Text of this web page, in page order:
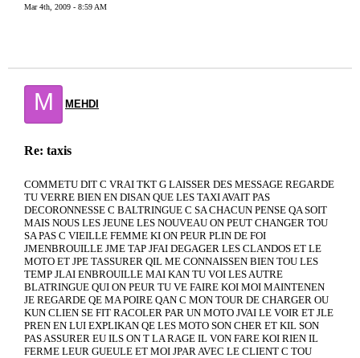
Mar 4th, 2009 - 8:59 AM
M MEHDI
Re: taxis
COMMETU DIT C VRAI TKT G LAISSER DES MESSAGE REGARDE
TU VERRE BIEN EN DISAN QUE LES TAXI AVAIT PAS
DECORONNESSE C BALTRINGUE C SA CHACUN PENSE QA SOIT
MAIS NOUS LES JEUNE LES NOUVEAU ON PEUT CHANGER TOU
SA PAS C VIEILLE FEMME KI ON PEUR PLIN DE FOI
JMENBROUILLE JME TAP JFAI DEGAGER LES CLANDOS ET LE
MOTO ET JPE TASSURER QIL ME CONNAISSEN BIEN TOU LES
TEMP JLAI ENBROUILLE MAI KAN TU VOI LES AUTRE
BLATRINGUE QUI ON PEUR TU VE FAIRE KOI MOI MAINTENEN
JE REGARDE QE MA POIRE QAN C MON TOUR DE CHARGER OU
KUN CLIEN SE FIT RACOLER PAR UN MOTO JVAI LE VOIR ET JLE
PREN EN LUI EXPLIKAN QE LES MOTO SON CHER ET KIL SON
PAS ASSURER EU ILS ON T LA RAGE IL VON FARE KOI RIEN IL
FERME LEUR GUEULE ET MOI JPAR AVEC LE CLIENT C TOU